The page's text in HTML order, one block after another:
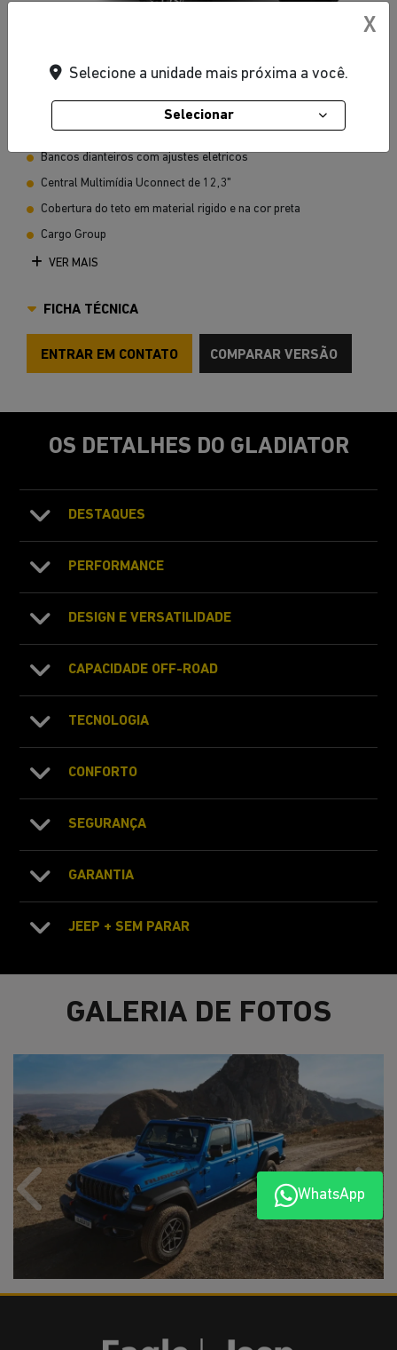
Vermelho Firecracker
Apple Carplay e Android Auto com espelhamento sem fio
Bancos dianteiros com ajustes eletricos
Central Multimídia Uconnect de 12,3"
Cobertura do teto em material rigido e na cor preta
Cargo Group
VER MAIS
FICHA TÉCNICA
ENTRAR EM CONTATO COMPARAR VERSÃO
OS DETALHES DO GLADIATOR
DESTAQUES
PERFORMANCE
DESIGN E VERSATILIDADE
CAPACIDADE OFF-ROAD
TECNOLOGIA
CONFORTO
SEGURANÇA
GARANTIA
JEEP + SEM PARAR
GALERIA DE FOTOS
Anterior WhatsApp
X
Selecione a unidade mais próxima a você.
Selecionar